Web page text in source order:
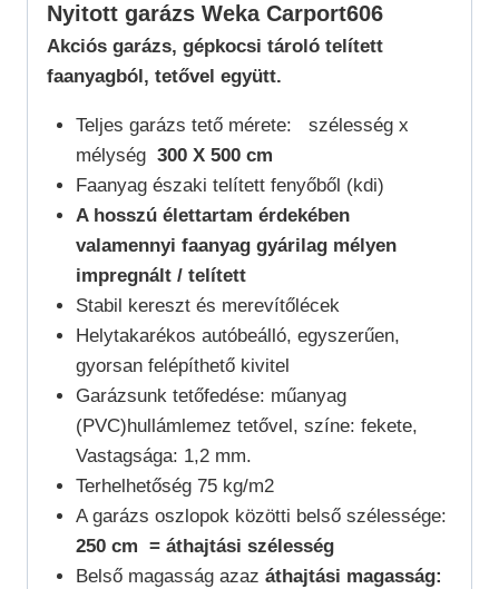
Nyitott garázs Weka Carport606
Akciós garázs, gépkocsi tároló telített
faanyagból, tetővel együtt.
Teljes garázs tető mérete: szélesség x
mélység 300 X 500 cm
Faanyag északi telített fenyőből (kdi)
A hosszú élettartam érdekében
valamennyi faanyag gyárilag mélyen
impregnált / telített
Stabil kereszt és merevítőlécek
Helytakarékos autóbeálló, egyszerűen,
gyorsan felépíthető kivitel
Garázsunk tetőfedése: műanyag
(PVC)hullámlemez tetővel, színe: fekete,
Vastagsága: 1,2 mm.
Terhelhetőség 75 kg/m2
A garázs oszlopok közötti belső szélessége:
250 cm = áthajtási szélesség
Belső magasság azaz áthajtási magasság: